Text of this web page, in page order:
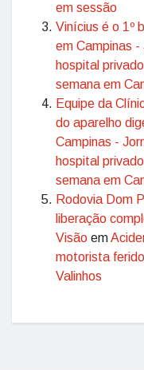
em sessão
Vinícius é o 1º
em Campinas -
hospital
semana em
Equipe da
do aparelho
Campinas -
hospital
semana em
Rodovia Dom
liberação
Visão em
motorista
Valinhos